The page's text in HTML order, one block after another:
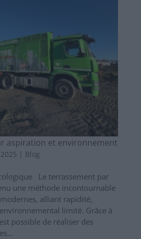
aspiration et environnement
| Blog
Le terrassement par
une méthode incontournable
alliant rapidité,
limité. Grâce à
possible de réaliser des